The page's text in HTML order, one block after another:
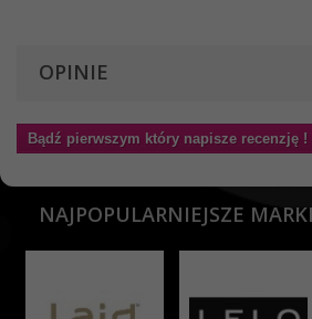
OPINIE
Bądź pierwszym który napisze recenzję !
NAJPOPULARNIEJSZE MARKI